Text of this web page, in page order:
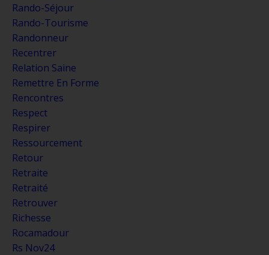
Rando-Séjour
Rando-Tourisme
Randonneur
Recentrer
Relation Saine
Remettre En Forme
Rencontres
Respect
Respirer
Ressourcement
Retour
Retraite
Retraité
Retrouver
Richesse
Rocamadour
Rs Nov24